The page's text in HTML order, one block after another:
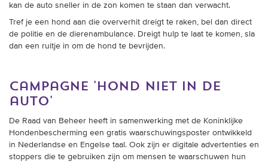
kan de auto sneller in de zon komen te staan dan verwacht.
Tref je een hond aan die oververhit dreigt te raken, bel dan direct
de politie en de dierenambulance. Dreigt hulp te laat te komen, sla
dan een ruitje in om de hond te bevrijden.
campagne 'hond niet in de
auto'
De Raad van Beheer heeft in samenwerking met de Koninklijke
Hondenbescherming een gratis waarschuwingsposter ontwikkeld
in Nederlandse en Engelse taal. Ook zijn er digitale advertenties en
stoppers die te gebruiken zijn om mensen te waarschuwen hun